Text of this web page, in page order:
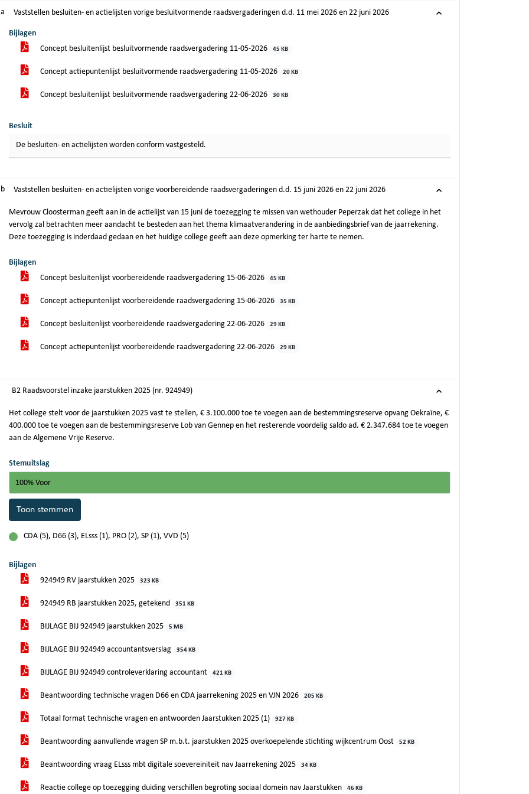
Vaststellen besluiten- en actielijsten vorige besluitvormende raadsvergaderingen d.d. 11 mei 2026 en 22 juni 2026
Bijlagen
Concept besluitenlijst besluitvormende raadsvergadering 11-05-2026
45 KB
Concept actiepuntenlijst besluitvormende raadsvergadering 11-05-2026 20 KB
Concept besluitenlijst besluitvormende raadsvergadering 22-06-2026 30 KB
Besluit
De besluiten- en actielijsten worden conform vastgesteld.
Vaststellen besluiten- en actielijsten vorige voorbereidende raadsvergaderingen d.d. 15 juni 2026 en 22 juni 2026
Mevrouw Cloosterman geeft aan in de actielijst van 15 juni de toezegging te missen van wethouder Peperzak dat het college in het
vervolg zal betrachten meer aandacht te besteden aan het thema klimaatverandering in de aanbiedingsbrief van de jaarrekening.
Deze toezegging is inderdaad gedaan en het huidige college geeft aan deze opmerking ter harte te nemen.
Bijlagen
Concept besluitenlijst voorbereidende raadsvergadering 15-06-2026
45 KB
Concept actiepuntenlijst voorbereidende raadsvergadering 15-06-2026 35 KB
Concept besluitenlijst voorbereidende raadsvergadering 22-06-2026 29 KB
Concept actiepuntenlijst voorbereidende raadsvergadering 22-06-2026 29 KB
B2 Raadsvoorstel inzake jaarstukken 2025 (nr. 924949)
Het college stelt voor de jaarstukken 2025 vast te stellen, € 3.100.000 toe te voegen aan de bestemmingsreserve opvang Oekraïne, €
400.000 toe te voegen aan de bestemmingsreserve Lob van Gennep en het resterende voordelig saldo ad. € 2.347.684 toe te voegen
aan de Algemene Vrije Reserve.
Stemuitslag
100% Voor
Toon stemmen
CDA (5), D66 (3), ELsss (1), PRO (2), SP (1), VVD (5)
Bijlagen
924949 RV jaarstukken 2025
323 KB
924949 RB jaarstukken 2025, getekend 351 KB
BIJLAGE BIJ 924949 jaarstukken 2025 5 MB
BIJLAGE BIJ 924949 accountantsverslag 354 KB
BIJLAGE BIJ 924949 controleverklaring accountant 421 KB
Beantwoording technische vragen D66 en CDA jaarrekening 2025 en VJN 2026 205 KB
Totaal format technische vragen en antwoorden Jaarstukken 2025 (1) 927 KB
Beantwoording aanvullende vragen SP m.b.t. jaarstukken 2025 overkoepelende stichting wijkcentrum Oost 52 KB
Beantwoording vraag ELsss mbt digitale soevereiniteit nav Jaarrekening 2025 34 KB
Reactie college op toezegging duiding verschillen begroting sociaal domein nav Jaarstukken 46 KB